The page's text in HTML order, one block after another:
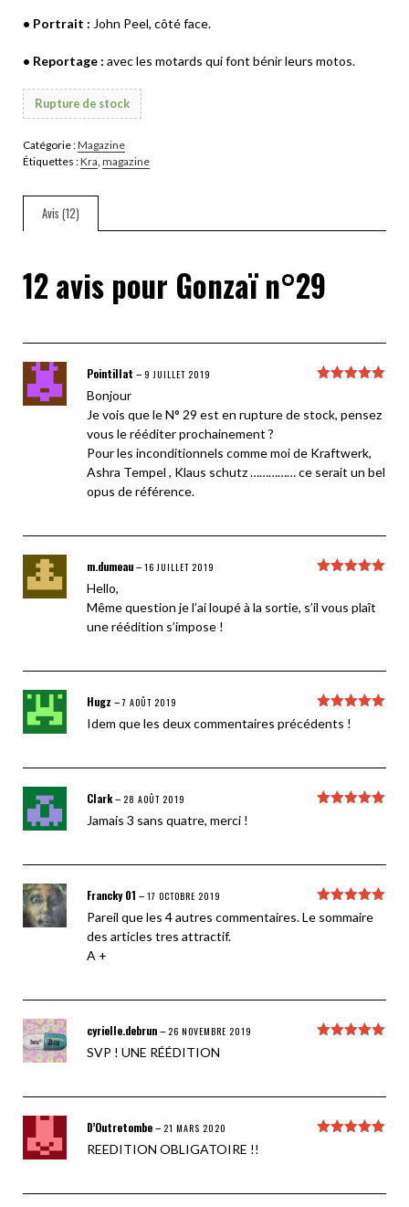
• Portrait : John Peel, côté face.
• Reportage : avec les motards qui font bénir leurs motos.
Rupture de stock
Catégorie :Magazine
Étiquettes :Kra magazine
Avis (12)
12 avis pour Gonzaï n°29
Pointillat – 9 JUILLET 2019
Bonjour
Je vois que le N° 29 est en rupture de stock, pensez
vous le rééditer prochainement ?
Pour les inconditionnels comme moi de Kraftwerk,
Ashra Tempel , Klaus schutz …………… ce serait un bel
opus de référence.
m.dumeau– 16 JUILLET 2019
Hello,
Même question je l’ai loupé à la sortie, s’il vous plaît
une réédition s’impose !
Note5
Hugz – 7 AOÛT 2019
Idem que les deux commentaires précédents !
Clark– 28 AOÛT 2019
Jamais 3 sans quatre, merci !
Note5sur
Francky 01 – 17 OCTOBRE 2019
Pareil que les 4 autres commentaires. Le sommaire
des articles tres attractif.
A +
cyrielle.debrun– 26 NOVEMBRE 2019
SVP ! UNE RÉÉDITION
D’Outretombe– 21 MARS 2020
REEDITION OBLIGATOIRE !!